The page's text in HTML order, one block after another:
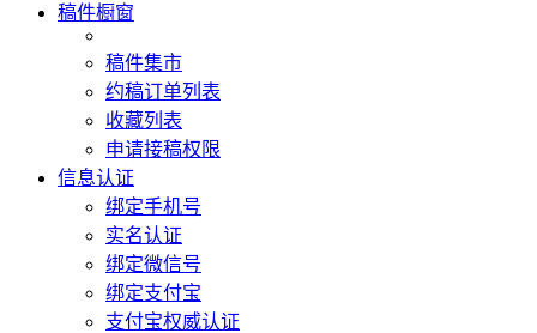
稿件橱窗
稿件集市
约稿订单列表
收藏列表
申请接稿权限
信息认证
绑定手机号
实名认证
绑定微信号
绑定支付宝
支付宝权威认证